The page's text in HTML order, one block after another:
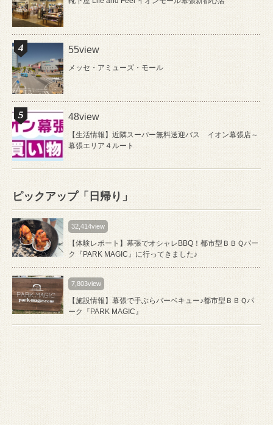
55view
メッセ・アミューズ・モール
48view
【生活情報】近隣スーパー無料送迎バス イオン幕張店～
幕張エリア４ルート
ピックアップ「日帰り」
32,414view
【体験レポート】幕張でオシャレBBQ！都市型ＢＢＱパー
ク『PARK MAGIC』に行ってきました♪
7,803view
【施設情報】幕張で手ぶらバーベキュー♪都市型ＢＢＱパ
ーク『PARK MAGIC』